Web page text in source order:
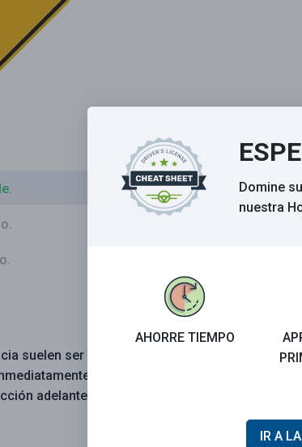
suelen ser amarillas con marcas negras. Le
delante. Esta señal advierte de la
adelante.
Domine
nuestra
AHORRE TIEMPO
IR A